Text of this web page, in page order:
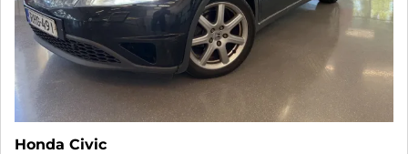
Honda Civic